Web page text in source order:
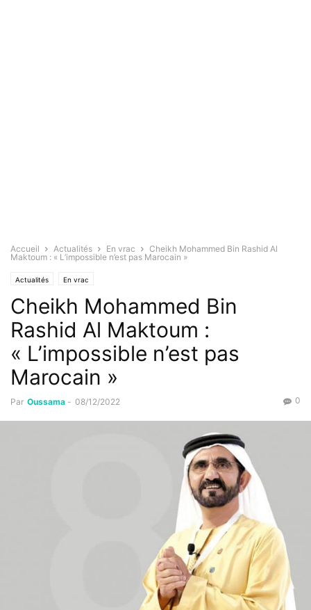
Accueil Actualités En vrac
Cheikh Mohammed Bin Rashid Al
Maktoum : « L’impossible n’est pas Marocain »
Actualités En vrac
Cheikh Mohammed Bin
Rashid Al Maktoum :
« L’impossible n’est pas
Marocain »
Par Oussama - 08/12/2022 0